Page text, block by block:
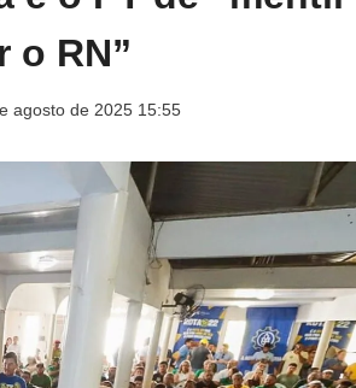
o RN”
agosto de 2025 15:55